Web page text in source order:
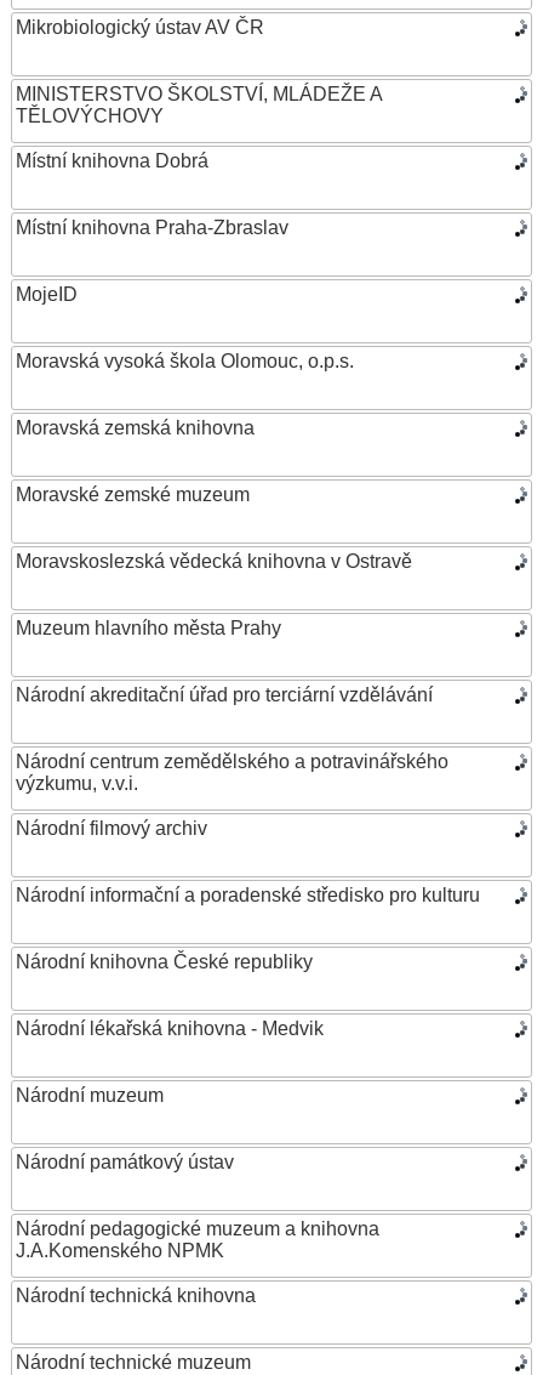
Mikrobiologický ústav AV ČR
MINISTERSTVO ŠKOLSTVÍ, MLÁDEŽE A
TĚLOVÝCHOVY
Místní knihovna Dobrá
Místní knihovna Praha-Zbraslav
MojeID
Moravská vysoká škola Olomouc, o.p.s.
Moravská zemská knihovna
Moravské zemské muzeum
Moravskoslezská vědecká knihovna v Ostravě
Muzeum hlavního města Prahy
Národní akreditační úřad pro terciární vzdělávání
Národní centrum zemědělského a potravinářského
výzkumu, v.v.i.
Národní filmový archiv
Národní informační a poradenské středisko pro kulturu
Národní knihovna České republiky
Národní lékařská knihovna - Medvik
Národní muzeum
Národní památkový ústav
Národní pedagogické muzeum a knihovna
J.A.Komenského NPMK
Národní technická knihovna
Národní technické muzeum